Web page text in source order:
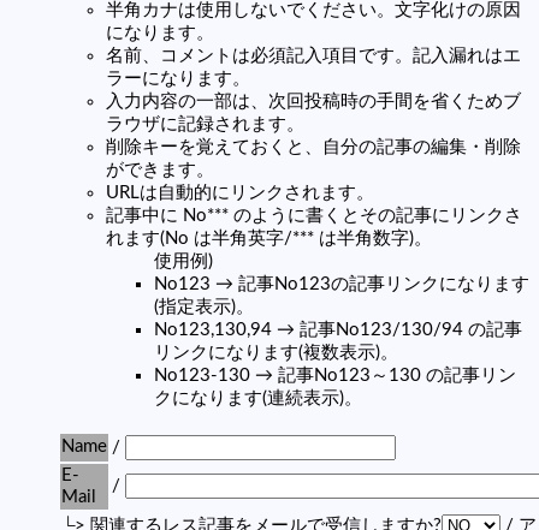
半角カナは使用しないでください。文字化けの原因
になります。
名前、コメントは必須記入項目です。記入漏れはエ
ラーになります。
入力内容の一部は、次回投稿時の手間を省くためブ
ラウザに記録されます。
削除キーを覚えておくと、自分の記事の編集・削除
ができます。
URLは自動的にリンクされます。
記事中に No*** のように書くとその記事にリンクさ
れます(No は半角英字/*** は半角数字)。
使用例)
No123 → 記事No123の記事リンクになります
(指定表示)。
No123,130,94 → 記事No123/130/94 の記事
リンクになります(複数表示)。
No123-130 → 記事No123～130 の記事リン
クになります(連続表示)。
Name /
E-
Mail
/
└> 関連するレス記事をメールで受信しますか?
/ ア